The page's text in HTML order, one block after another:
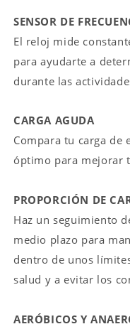
SENSOR DE
El reloj mide
para ayudarte a
durante las
CARGA AGUDA
Compara tu carga
óptimo para mejorar
PROPORCIÓN DE
Haz un seguimiento
medio plazo para
dentro de unos
salud y a evitar los
AERÓBICOS Y